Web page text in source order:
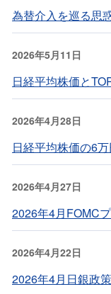
為替介入を巡る思
2026年5月11日
日経平均株価と
2026年4月28日
日経平均株価の6
2026年4月27日
2026年4月FOMC
2026年4月22日
2026年4月日銀政